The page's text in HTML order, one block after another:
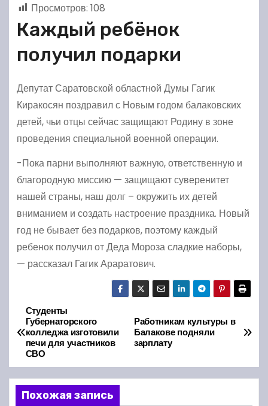
Просмотров: 108
Каждый ребёнок
получил подарки
Депутат Саратовской областной Думы Гагик
Киракосян поздравил с Новым годом балаковских
детей, чьи отцы сейчас защищают Родину в зоне
проведения специальной военной операции.
-Пока парни выполняют важную, ответственную и
благородную миссию — защищают суверенитет
нашей страны, наш долг – окружить их детей
вниманием и создать настроение праздника. Новый
год не бывает без подарков, поэтому каждый
ребенок получил от Деда Мороза сладкие наборы,
— рассказал Гагик Араратович.
Н
а
в
и
Работникам культуры в
Балакове подняли
зарплату
Студенты
Губернаторского
колледжа изготовили
печи для участников
СВО
Похожая запись